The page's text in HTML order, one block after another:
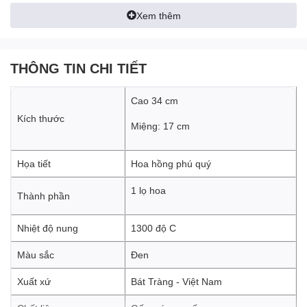
Dáng thon tinh tế – biểu tượng của
sự thanh lịch và cân đối
Xem thêm
THÔNG TIN CHI TIẾT
Kích thước
Cao 34 cm
Miệng: 17 cm
Họa tiết Hoa hồng phú quý
Thành phần 1 lọ hoa
Nhiệt độ nung 1300 độ C
Màu sắc Đen
Xuất xứ Bát Tràng - Việt Nam